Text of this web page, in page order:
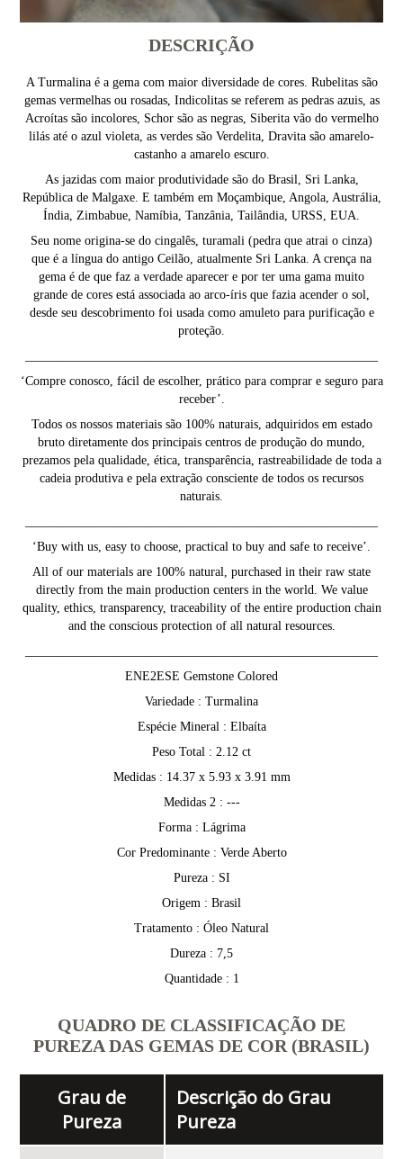
DESCRIÇÃO
A Turmalina é a gema com maior diversidade de cores. Rubelitas são
gemas vermelhas ou rosadas, Indicolitas se referem as pedras azuis, as
Acroítas são incolores, Schor são as negras, Siberita vão do vermelho
lilás até o azul violeta, as verdes são Verdelita, Dravita são amarelo-
castanho a amarelo escuro.
As jazidas com maior produtividade são do Brasil, Sri Lanka,
República de Malgaxe. E também em Moçambique, Angola, Austrália,
Índia, Zimbabue, Namíbia, Tanzânia, Tailândia, URSS, EUA.
Seu nome origina-se do cingalês, turamali (pedra que atrai o cinza)
que é a língua do antigo Ceilão, atualmente Sri Lanka. A crença na
gema é de que faz a verdade aparecer e por ter uma gama muito
grande de cores está associada ao arco-íris que fazia acender o sol,
desde seu descobrimento foi usada como amuleto para purificação e
proteção.
‘Compre conosco, fácil de escolher, prático para comprar e seguro para
receber’.
Todos os nossos materiais são 100% naturais, adquiridos em estado
bruto diretamente dos principais centros de produção do mundo,
prezamos pela qualidade, ética, transparência, rastreabilidade de toda a
cadeia produtiva e pela extração consciente de todos os recursos
naturais.
‘Buy with us, easy to choose, practical to buy and safe to receive’.
All of our materials are 100% natural, purchased in their raw state
directly from the main production centers in the world. We value
quality, ethics, transparency, traceability of the entire production chain
and the conscious protection of all natural resources.
ENE2ESE Gemstone Colored
Variedade : Turmalina
Espécie Mineral : Elbaíta
Peso Total : 2.12 ct
Medidas : 14.37 x 5.93 x 3.91 mm
Medidas 2 : ---
Forma : Lágrima
Cor Predominante : Verde Aberto
Pureza : SI
Origem : Brasil
Tratamento : Óleo Natural
Dureza : 7,5
Quantidade : 1
QUADRO DE CLASSIFICAÇÃO DE
PUREZA DAS GEMAS DE COR (BRASIL)
Grau de
Pureza
Descrição do Grau
Pureza